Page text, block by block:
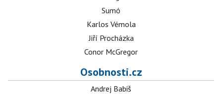
Sumó
Karlos Vémola
Jiří Procházka
Conor McGregor
Osobnosti.cz
Andrej Babiš